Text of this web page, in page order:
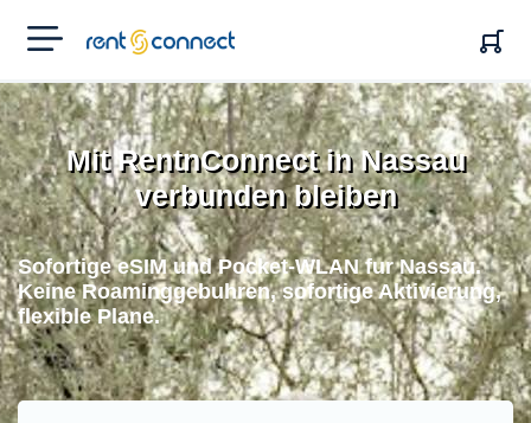
RENT'N
CONNECT
Mit RentnConnect in Nassau
verbunden bleiben
Sofortige eSIM und Pocket-WLAN fur Nassau.
Keine Roaminggebuhren, sofortige Aktivierung,
flexible Plane.